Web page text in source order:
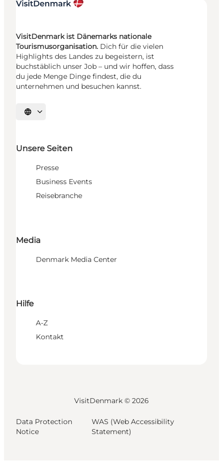
VisitDenmark ist Dänemarks nationale
Tourismusorganisation. Dich für die vielen
Highlights des Landes zu begeistern, ist
buchstäblich unser Job – und wir hoffen, dass
du jede Menge Dinge findest, die du
unternehmen und besuchen kannst.
Sprache auswählen
Unsere Seiten
Presse
Business Events
Reisebranche
Media
Denmark Media Center
Hilfe
A-Z
Kontakt
VisitDenmark © 2026
Data Protection
Notice
WAS (Web Accessibility
Statement)